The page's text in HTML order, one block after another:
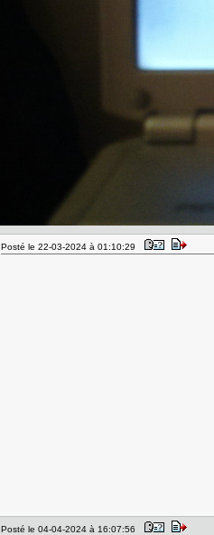
Posté le 22-03-2024 à 01:10:29
Posté le 04-04-2024 à 16:07:56